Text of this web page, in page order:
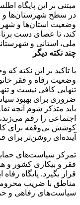
مبتنی بر این پایگاه
در سطح شهرستان‌ها و
وضعیت استان‌ها و
کند، تا عصای دست
ملی، استانی و
چند نکته دیگر
با تاکید بر این نکته
وضعیت رفاه و فقر
تنهایی کافی نیست و
ضروری برای بهبود
باید متذکر شوم آنچه
‌اجتماعی را رقم
کوشش بی‌وقفه برای
آینده‌ای روشن‌تر برای
تمرکز سیاست‌های
فقر و بیکاری کشور و
قرار بگیرد. پایگاه
مناطق با ضریب
سیاست‌های رفاهی و